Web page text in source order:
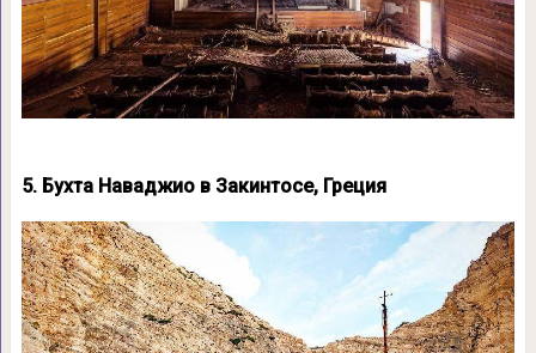
5. Бухта Наваджио в Закинтосе, Греция